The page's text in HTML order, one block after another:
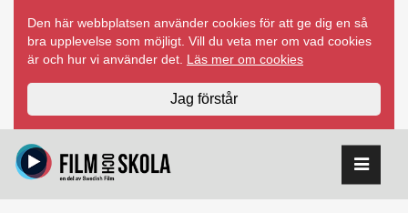
innehåll
Den här webbplatsen använder cookies för att ge dig en så
bra upplevelse som möjligt. Vill du veta mer om vad cookies
är och hur vi använder det. Läs mer om cookies
Jag förstår